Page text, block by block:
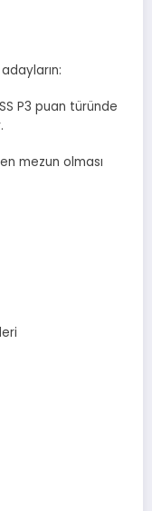
P3 puan türünde
mezun olması